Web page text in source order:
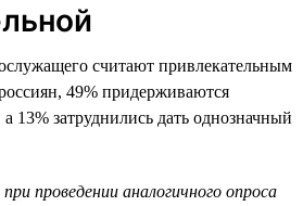
считают привлекательным
49% придерживаются
13% затруднились дать однозначный
проведении аналогичного опроса